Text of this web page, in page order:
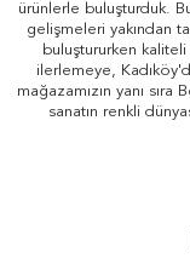
ürünlerle buluşturduk.
gelişmeleri yakından
buluştururken
ilerlemeye,
mağazamızın yanı
sanatın renkli